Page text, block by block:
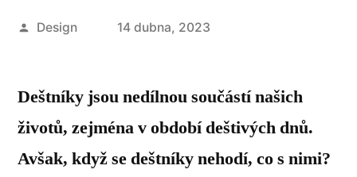
Autor
Design 14 dubna, 2023
Deštníky jsou nedílnou součástí našich
životů, zejména v období deštivých dnů.
Avšak, když se deštníky nehodí, co s nimi?